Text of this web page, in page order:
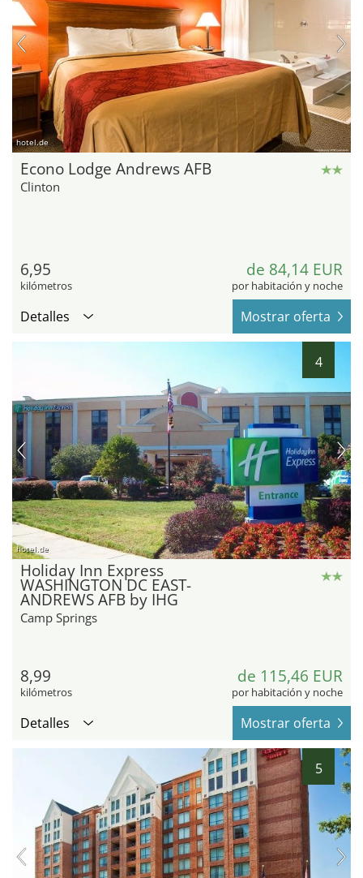
hotel.de
Econo Lodge Andrews AFB
Clinton
6,95
kilómetros
de 84,14 EUR
por habitación y noche
Detalles Mostrar oferta
4
hotel.de
Holiday Inn Express
WASHINGTON DC EAST-
ANDREWS AFB by IHG
Camp Springs
8,99
kilómetros
de 115,46 EUR
por habitación y noche
Detalles Mostrar oferta
5